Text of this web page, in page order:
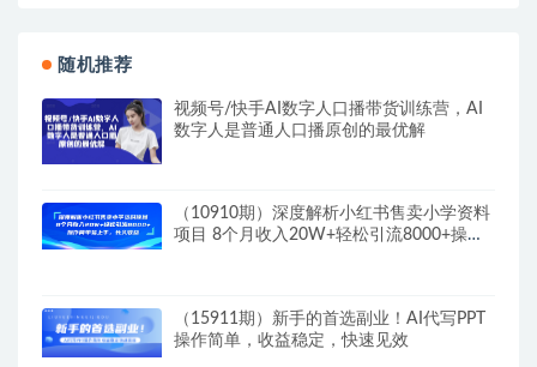
随机推荐
视频号/快手AI数字人口播带货训练营，AI
数字人是普通人口播原创的最优解
（10910期）深度解析小红书售卖小学资料
项目 8个月收入20W+轻松引流8000+操作
（15911期）新手的首选副业！AI代写PPT
操作简单，收益稳定，快速见效